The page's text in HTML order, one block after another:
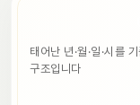
태어난 년·월·일·시를
구조입니다